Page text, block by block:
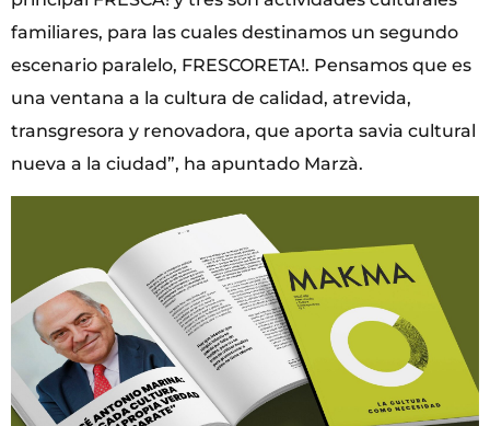
familiares, para las cuales destinamos un segundo
escenario paralelo, FRESCORETA!. Pensamos que es
una ventana a la cultura de calidad, atrevida,
transgresora y renovadora, que aporta savia cultural
nueva a la ciudad”, ha apuntado Marzà.